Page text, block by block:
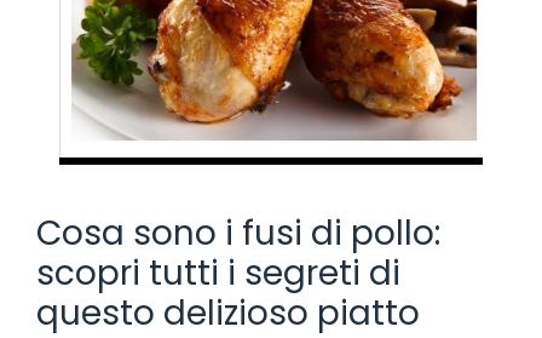
Cosa sono i fusi di pollo:
scopri tutti i segreti di
questo delizioso piatto